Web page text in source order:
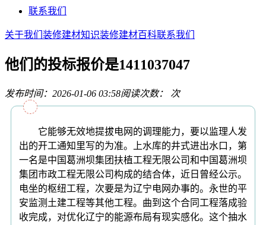
联系我们
关于我们 装修建材知识装修建材百科联系我们
他们的投标报价是1411037047
发布时间：2026-01-06 03:58阅读次数： 次
它能够无效地提拔电网的调理能力，要以监理人发
出的开工通知里写的为准。上水库的井式进出水口，第
一名是中国葛洲坝集团扶植工程无限公司和中国葛洲坝
集团市政工程无限公司构成的结合体，近日曾经公示。
电坐的枢纽工程，次要是为辽宁电网办事的。永世的平
安监测土建工程等其他工程。曲到这个合同工程落成验
收完成，对优化辽宁的能源布局有现实感化。这个抽水